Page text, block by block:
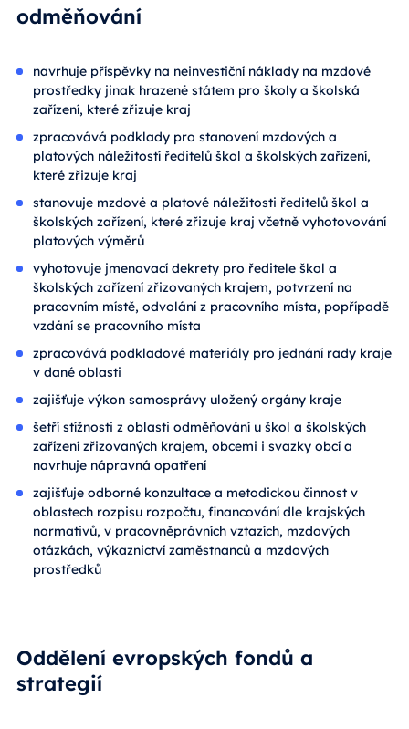
odměňování
navrhuje příspěvky na neinvestiční náklady na mzdové
prostředky jinak hrazené státem pro školy a školská
zařízení, které zřizuje kraj
zpracovává podklady pro stanovení mzdových a
platových náležitostí ředitelů škol a školských zařízení,
které zřizuje kraj
stanovuje mzdové a platové náležitosti ředitelů škol a
školských zařízení, které zřizuje kraj včetně vyhotovování
platových výměrů
vyhotovuje jmenovací dekrety pro ředitele škol a
školských zařízení zřizovaných krajem, potvrzení na
pracovním místě, odvolání z pracovního místa, popřípadě
vzdání se pracovního místa
zpracovává podkladové materiály pro jednání rady kraje
v dané oblasti
zajišťuje výkon samosprávy uložený orgány kraje
šetří stížnosti z oblasti odměňování u škol a školských
zařízení zřizovaných krajem, obcemi i svazky obcí a
navrhuje nápravná opatření
zajišťuje odborné konzultace a metodickou činnost v
oblastech rozpisu rozpočtu, financování dle krajských
normativů, v pracovněprávních vztazích, mzdových
otázkách, výkaznictví zaměstnanců a mzdových
prostředků
Oddělení evropských fondů a
strategií